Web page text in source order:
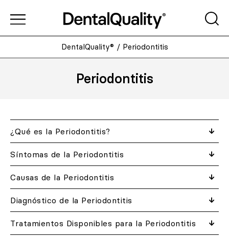
DentalQuality® / Periodontitis
Periodontitis
¿Qué es la Periodontitis?
Síntomas de la Periodontitis
Causas de la Periodontitis
Diagnóstico de la Periodontitis
Tratamientos Disponibles para la Periodontitis